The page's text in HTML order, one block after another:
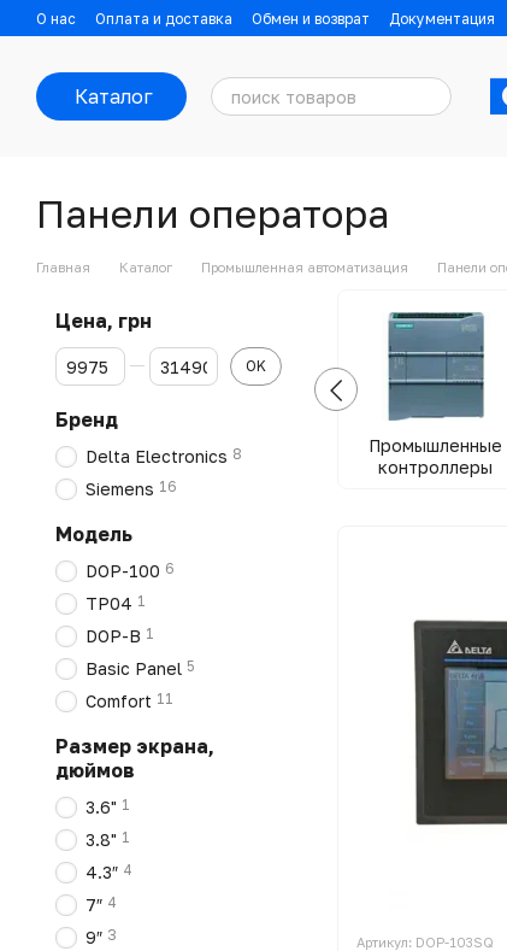
Перейти к основному контенту
О нас Оплата и доставка Обмен и возврат
Документация
Контактная информация
Блог
Каталог
Панели оператора
Главная Каталог Промышленная автоматизация Панели
Промышленные
контроллеры
Артикул: DOP-103SQ
Цена, грн
От Цена, грн
До Цена, грн OK
Бренд
Delta Electronics 8
Siemens 16
Модель
DOP-100 6
TP04 1
DOP-B 1
Basic Panel 5
Comfort 11
Размер экрана,
дюймов
3.6" 1
3.8" 1
4.3″ 4
7″ 4
9″ 3